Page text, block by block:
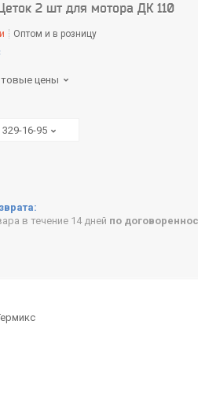
2 шт для мотора ДК 110
Оптом и в розницу
цены
16-95
в течение 14 дней по